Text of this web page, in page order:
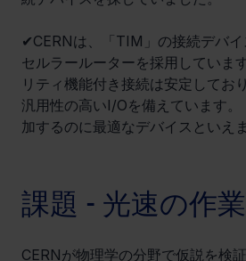
✔CERNは、「TIM」の接続デバ
セルラールーターを採用していま
リティ機能付き接続は安定してお
汎用性の高いI/Oを備えています
加するのに最適なデバイスといえま
課題 - 光速の作
CERNが物理学の分野で仮説を検